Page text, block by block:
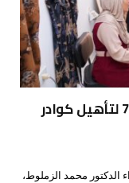
تطوير مركز التدريب المهني بالكيلو 7 لتأهيل كوادر
الدكتور محمد الزملوط،